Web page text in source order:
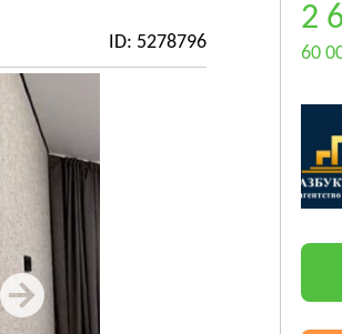
ID: 5278796
2
60